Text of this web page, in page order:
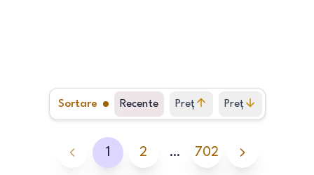
Sortare Recente Preț
crescător
Preț
descrescător
1 2 … 702